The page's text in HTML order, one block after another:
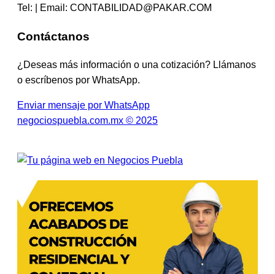
Tel: | Email: CONTABILIDAD@PAKAR.COM
Contáctanos
¿Deseas más información o una cotización? Llámanos
o escríbenos por WhatsApp.
Enviar mensaje por WhatsApp
negociospuebla.com.mx © 2025